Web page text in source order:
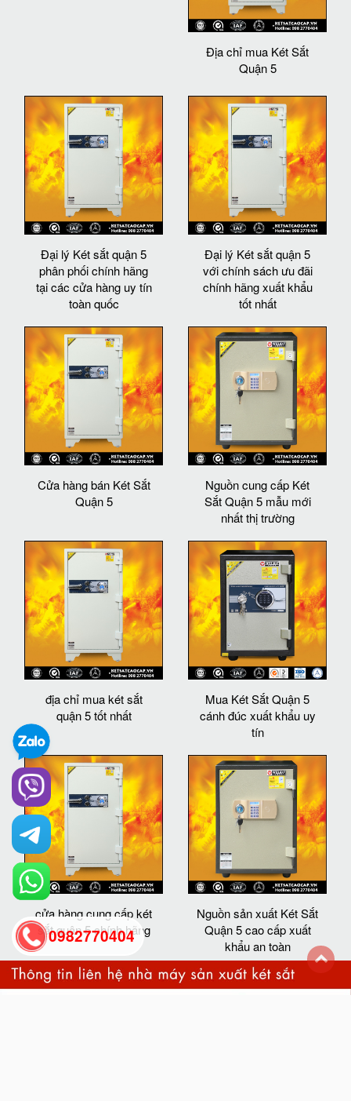
Địa chỉ mua Két Sắt
Quận 5
Đại lý Két sắt quận 5
phân phối chính hãng
tại các cửa hàng uy tín
toàn quốc
Đại lý Két sắt quận 5
với chính sách ưu đãi
chính hãng xuất khẩu
tốt nhất
Cửa hàng bán Két Sắt
Quận 5
Nguồn cung cấp Két
Sắt Quận 5 mẫu mới
nhất thị trường
địa chỉ mua két sắt
quận 5 tốt nhất
Mua Két Sắt Quận 5
cánh đúc xuất khẩu uy
tín
cửa hàng cung cấp két
sắt quận 5 chính hãng
Nguồn sản xuất Két Sắt
Quận 5 cao cấp xuất
khẩu an toàn
0982770404
back